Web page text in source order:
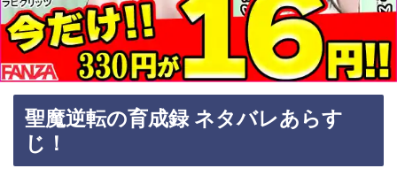
聖魔逆転の育成録 ネタバレあらす
じ！